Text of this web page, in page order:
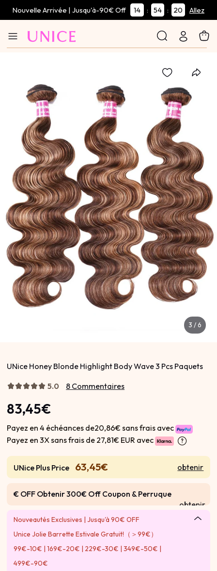
Nouvelle Arrivée | Jusqu'à-90€ Off 14 : 54 : 19 Allez
3 /6
UNice Honey Blonde Highlight Body Wave 3 Pcs Paquets
5.0 8 Commentaires
83,45€
Payez en 4 échéances de20,86€ sans frais avec
Payez en 3X sans frais de 27,81€ EUR avec
UNice Plus Price 63,45€ obtenir
€ OFF Obtenir 300€ Off Coupon & Perruque
Gratuite
obtenir
Nouveautés Exclusives | Jusqu'à 90€ OFF
Unice Jolie Barrette Estivale Gratuit!（＞99€）
99€-10€ | 169€-20€ | 229€-30€ | 349€-50€ |
499€-90€